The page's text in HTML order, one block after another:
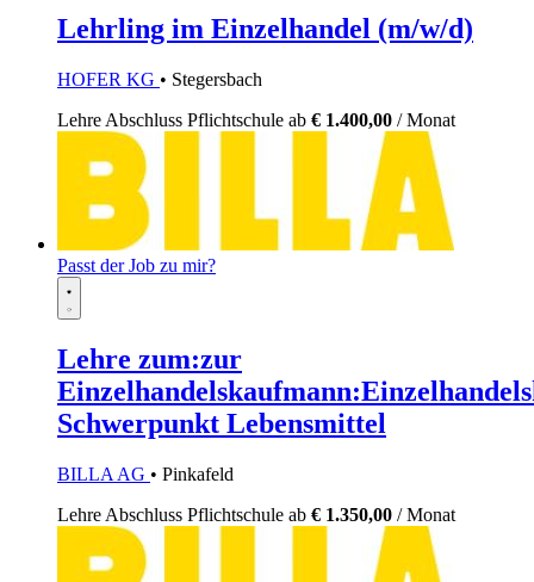
Lehrling im Einzelhandel (m/w/d)
HOFER KG • Stegersbach
Lehre Abschluss Pflichtschule ab € 1.400,00 / Monat
Passt der Job zu mir?
Lehre zum:zur
Schwerpunkt Lebensmittel
BILLA AG • Pinkafeld
Lehre Abschluss Pflichtschule ab € 1.350,00 / Monat